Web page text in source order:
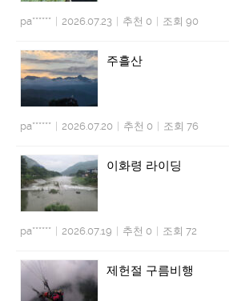
pa****** 2026.07.23 추천 0 조회 90
주흘산
pa****** 2026.07.20 추천 0 조회 76
이화령 라이딩
pa****** 2026.07.19 추천 0 조회 72
제헌절 구름비행